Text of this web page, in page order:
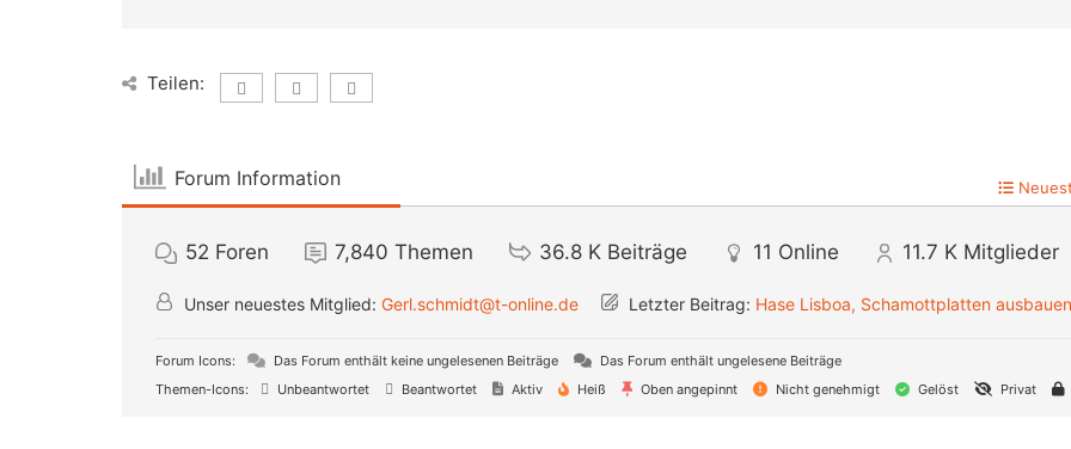
Teilen:
Forum Information
52 Foren 7,840 Themen 36.8 K Beiträge 11 Online 11.7 K Mitglieder
Unser neuestes Mitglied: Gerl.schmidt@t-online.de Letzter Beitrag: Hase Lisboa, Schamottplatten ausbauen
Forum Icons: Das Forum enthält keine ungelesenen Beiträge
Das Forum enthält ungelesene Beiträge
Themen-Icons:
Unbeantwortet Beantwortet Aktiv Heiß Oben angepinnt Nicht genehmigt Gelöst Privat